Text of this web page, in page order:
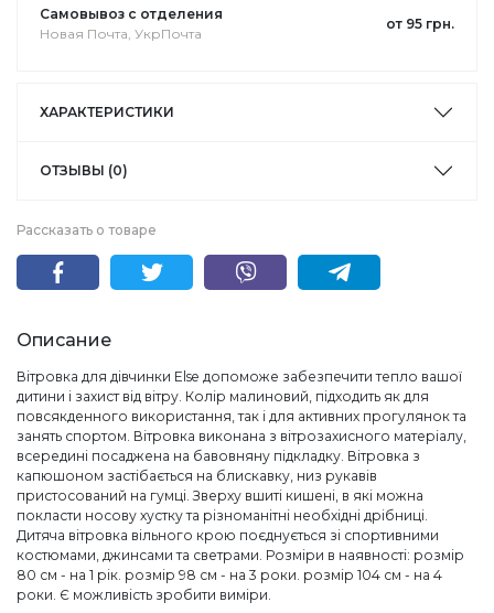
Самовывоз с отделения
Новая Почта, УкрПочта
от 95 грн.
ХАРАКТЕРИСТИКИ
ОТЗЫВЫ (0)
Рассказать о товаре
Описание
Вітровка для дівчинки Else допоможе забезпечити тепло вашої
дитини і захист від вітру. Колір малиновий, підходить як для
повсякденного використання, так і для активних прогулянок та
занять спортом. Вітровка виконана з вітрозахисного матеріалу,
всередині посаджена на бавовняну підкладку. Вітровка з
капюшоном застібається на блискавку, низ рукавів
пристосований на гумці. Зверху вшиті кишені, в які можна
покласти носову хустку та різноманітні необхідні дрібниці.
Дитяча вітровка вільного крою поєднується зі спортивними
костюмами, джинсами та светрами. Розміри в наявності: розмір
80 см - на 1 рік. розмір 98 см - на 3 роки. розмір 104 см - на 4
роки. Є можливість зробити виміри.